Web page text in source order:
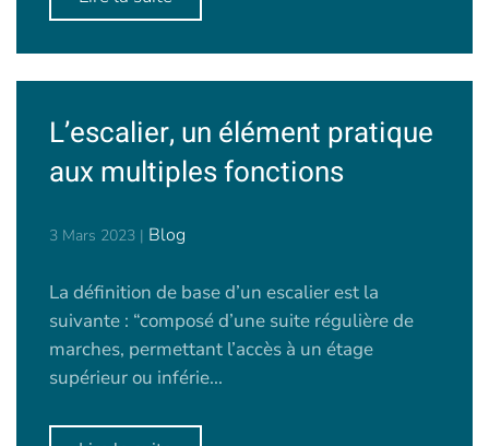
L’escalier, un élément pratique
aux multiples fonctions
3 Mars 2023 | Blog
La définition de base d’un escalier est la
suivante : “composé d’une suite régulière de
marches, permettant l’accès à un étage
supérieur ou inférie...